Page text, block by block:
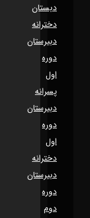
دبستان
دخترانه
دبیرستان
دوره
اول
پسرانه
دبیرستان
دوره
اول
دخترانه
دبیرستان
دوره
دوم